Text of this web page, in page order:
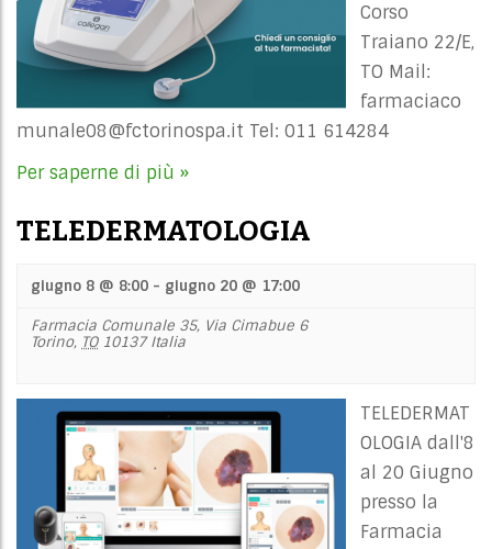
Corso
Traiano 22/E,
TO Mail:
farmaciaco
munale08@fctorinospa.it Tel: 011 614284
Per saperne di più »
TELEDERMATOLOGIA
giugno 8 @ 8:00 - giugno 20 @ 17:00
Farmacia Comunale 35, Via Cimabue 6
Torino, TO 10137 Italia
TELEDERMAT
OLOGIA dall'8
al 20 Giugno
presso la
Farmacia